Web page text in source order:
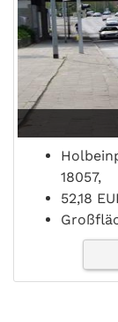
18057,
52,18